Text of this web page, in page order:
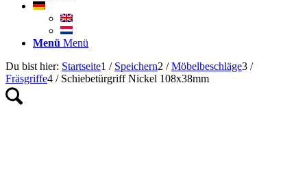
Menü Menü
Du bist hier: Startseite1 / Speichern2 / Möbelbeschläge3 /
Fräsgriffe4 / Schiebetürgriff Nickel 108x38mm